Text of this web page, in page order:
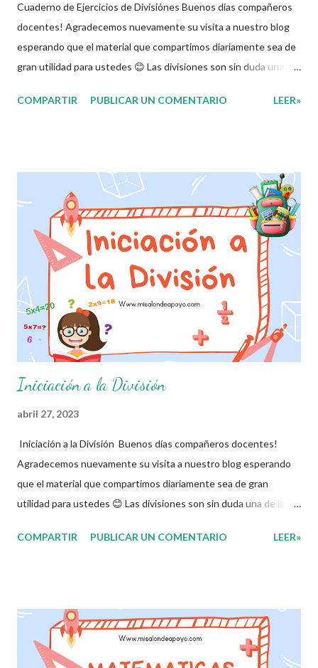
Cuaderno de Ejercicios de Divisiónes Buenos días compañeros
docentes! Agradecemos nuevamente su visita a nuestro blog
esperando que el material que compartimos diariamente sea de
gran utilidad para ustedes 😊 Las divisiones son sin duda una de
es fundamental que los alumnos a muy temprana edad empiecen
de las matemáticas. Es por eso que en esta ocasión les
compartimos un cuadernillo con ejercicios para que los alumnos
vayan conociendo y aprendiendo de una forma más rápida y
divertida. Esperando que este material sea de gran utilidad para
fortalecer los procesos de enseñanza y aprendizaje para que los
alumnos alcacen los niveles de logro educativo. Agradecemos a
los creadores de estos increibles archivos ya que gracias a su
dedicacion y trabaj...
COMPARTIR PUBLICAR UN COMENTARIO LEER»
Iniciación a la División
abril 27, 2023
Iniciación a la División Buenos días compañeros docentes!
Agradecemos nuevamente su visita a nuestro blog esperando
que el material que compartimos diariamente sea de gran
utilidad para ustedes 😊 Las divisiones son sin duda una de las
fundamental que los alumnos a muy temprana edad empiecen a
matemáticas. Es por eso que en esta ocasión les compartimos
un cuadernillo con ejercicios para que los alumnos vayan
conociendo y aprendiendo de una forma más rápida y divertida.
COMPARTIR PUBLICAR UN COMENTARIO LEER»